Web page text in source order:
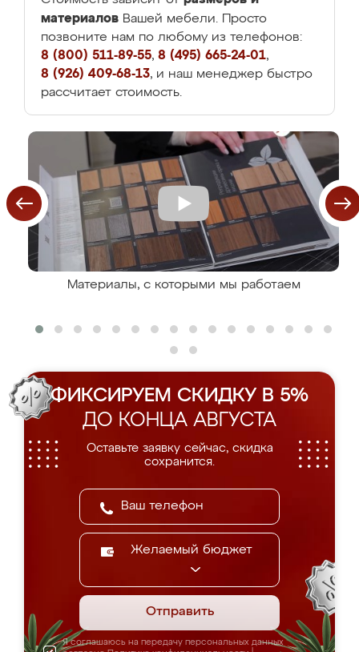
материалов Вашей мебели. Просто
позвоните нам по любому из телефонов:
8 (800) 511-89-55, 8 (495) 665-24-01,
8 (926) 409-68-13, и наш менеджер быстро
рассчитает стоимость.
Материалы, с которыми мы работаем
ФИКСИРУЕМ СКИДКУ В 5%
ДО КОНЦА АВГУСТА
Оставьте заявку сейчас, скидка
сохранится.
Желаемый бюджет
Отправить
Я соглашаюсь на передачу персональных данных